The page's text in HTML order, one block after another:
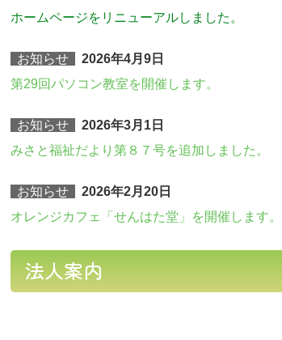
ホームページをリニューアルしました。
お知らせ
2026年4月9日
第29回パソコン教室を開催します。
お知らせ
2026年3月1日
みさと福祉だより第８７号を追加しました。
お知らせ
2026年2月20日
オレンジカフェ「せんはた堂」を開催します。
法人案内